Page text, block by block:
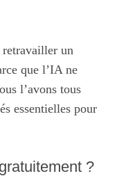
retravailler un
que l’IA ne
l’avons tous
essentielles pour
?